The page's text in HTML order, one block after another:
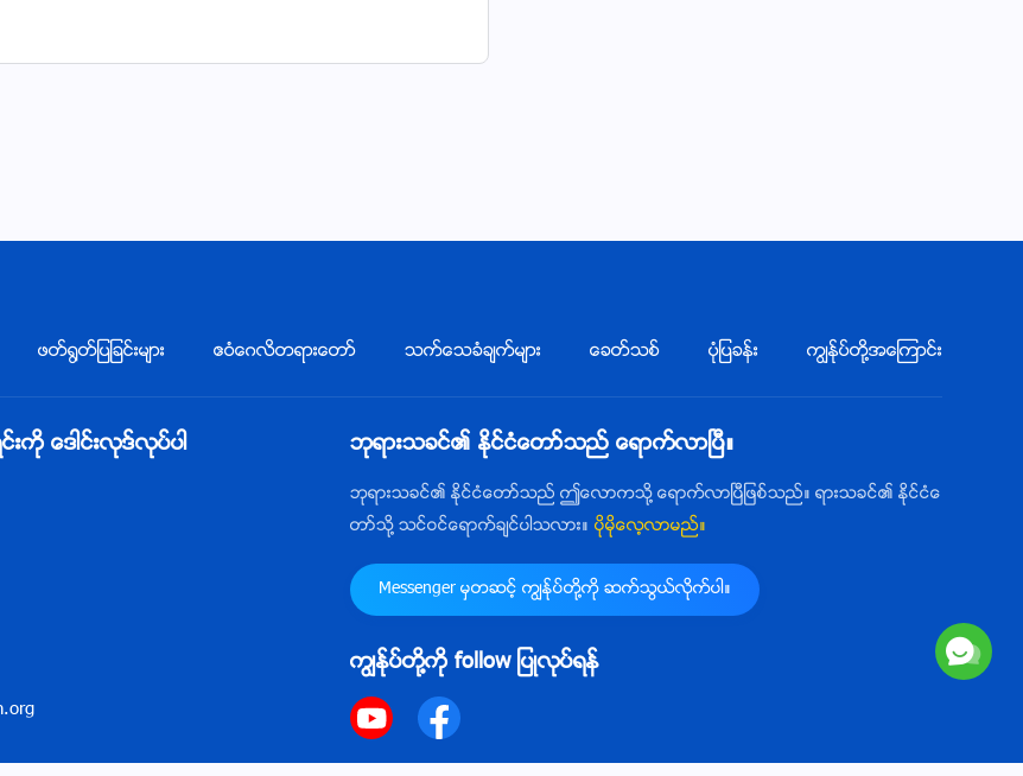
ဖတ္႐ြတ္ျပျခင္းမ်ား ဧဝံေဂလိတရားေတာ္ သက္ေသခံခ်က္မ်ား ေခတ္သစ္ ပုံျပခန္း ကြၽန္ုပ္တို႔အေၾကာင္း
ေဒါင္းလုဒ္လုပ္ပါ ဘုရားသခင္၏ ႏိုင္ငံေတာ္သည္ ေရာက္လာၿပီ။
ဘုရားသခင္၏ ႏိုင္ငံေတာ္သည္ ဤေလာကသို႔ ေရာက္လာၿပီျဖစ္သည္။ ရားသခင္၏ ႏိုင္ငံေ
တာ္သို႔ သင္ဝင္ေရာက္ခ်င္ပါသလား။ ပိုမိုေလ့လာမည္။
Messenger မွတဆင့္ ကြၽန္ုပ္တို႔ကို ဆက္သြယ္လိုက္ပါ။
ကြၽန္ုပ္တို႔ကို follow ျပဳလုပ္ရန္